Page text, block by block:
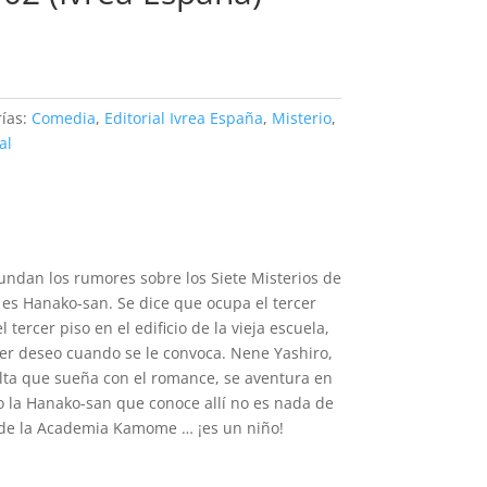
Comedia, Editorial Ivrea España, Misterio,
los rumores sobre los Siete Misterios de
Hanako-san. Se dice que ocupa el tercer
tercer piso en el edificio de la vieja escuela,
deseo cuando se le convoca. Nene Yashiro,
que sueña con el romance, se aventura en
Hanako-san que conoce allí no es nada de
la Academia Kamome … ¡es un niño!